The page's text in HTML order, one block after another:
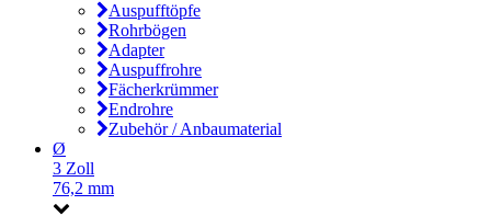
Auspufftöpfe
Rohrbögen
Adapter
Auspuffrohre
Fächerkrümmer
Endrohre
Zubehör / Anbaumaterial
Ø
3 Zoll
76,2 mm